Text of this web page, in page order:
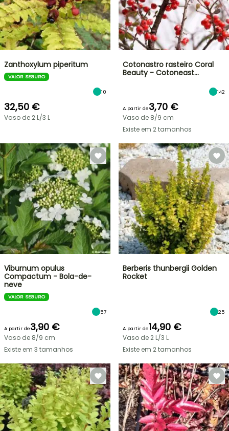
Zanthoxylum piperitum
VALOR SEGURO
10
32,50 €
Vaso de 2 L/3 L
Cotonastro rasteiro Coral
Beauty - Cotoneast…
142
A partir de3,70 €
Vaso de 8/9 cm
Existe em 2 tamanhos
Viburnum opulus
Compactum - Bola-de-
neve
VALOR SEGURO
57
A partir de3,90 €
Vaso de 8/9 cm
Existe em 3 tamanhos
Berberis thunbergii Golden
Rocket
25
A partir de14,90 €
Vaso de 2 L/3 L
Existe em 2 tamanhos